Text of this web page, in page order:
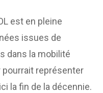
est en pleine
issues de
dans la mobilité
pourrait représenter
la fin de la décennie.